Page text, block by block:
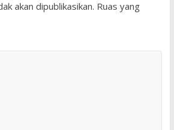
akan dipublikasikan. Ruas yang